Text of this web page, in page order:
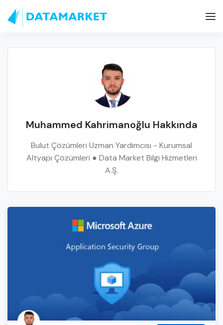
Muhammed Kahrimanoğlu Hakkında
Bulut Çözümleri Uzman Yardımcısı - Kurumsal
Altyapı Çözümleri ● Data Market Bilgi Hizmetleri
A.Ş.